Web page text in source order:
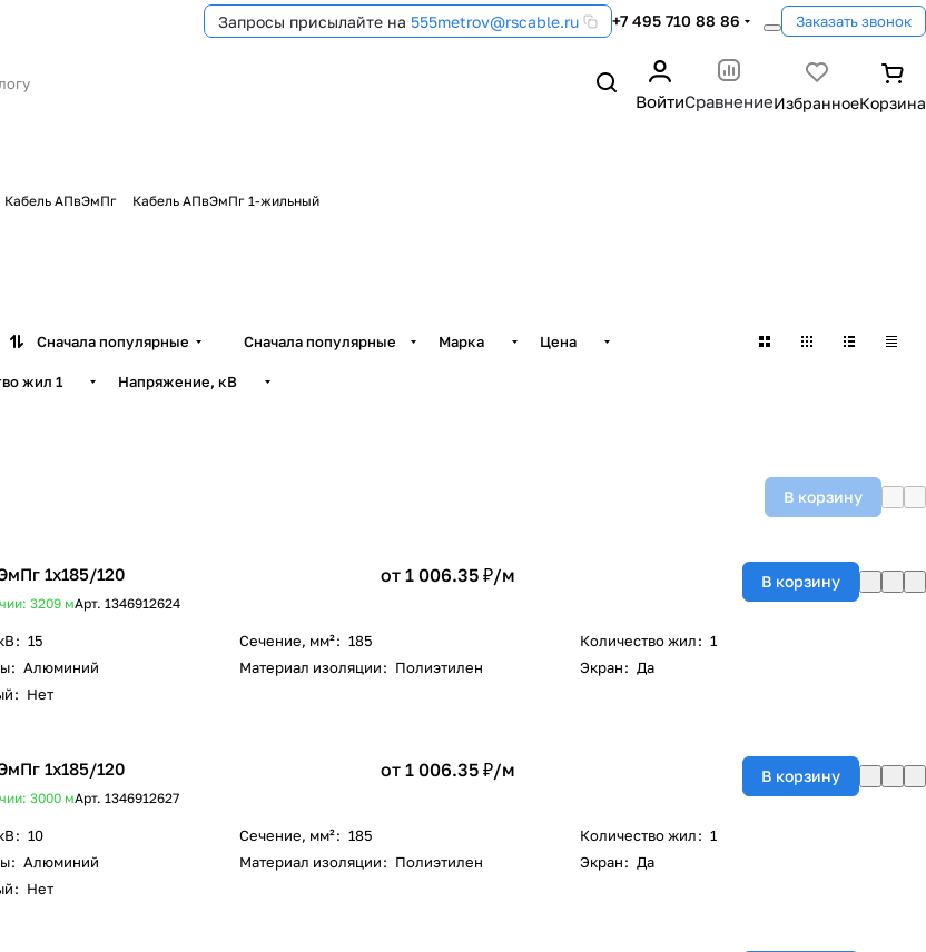
Запросы присылайте на 555metrov@rscable.ru +7 495 710 88 86 Заказать звонок
ВойтиСравнение
Кабель АПвЭмПг Кабель АПвЭмПг 1-жильный
Сначала популярные Сначала популярные Марка Цена
жил 1 Напряжение, кВ
В корзину
1х185/120
3209 мАрт. 1346912624
от 1 006.35 ₽/м В корзину
: 15 Сечение, мм²: 185 Количество жил: 1
: Алюминий Материал изоляции: Полиэтилен Экран: Да
: Нет
1х185/120
3000 мАрт. 1346912627
от 1 006.35 ₽/м В корзину
: 10 Сечение, мм²: 185 Количество жил: 1
: Алюминий Материал изоляции: Полиэтилен Экран: Да
: Нет